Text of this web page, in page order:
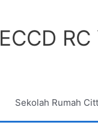
ECCD
Sekolah Rumah